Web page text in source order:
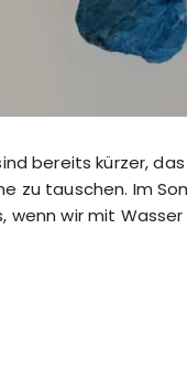
bereits kürzer,
zu tauschen. Im
wenn wir mit